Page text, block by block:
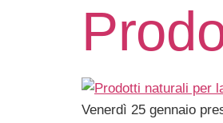
Venerdì 25 gennaio